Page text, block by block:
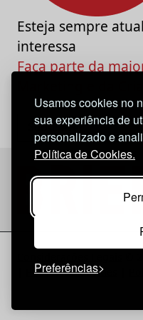
Usamos cookies no
sua experiência de
personalizado e
Política de Cookies.
Preferências
Esteja sempre
interessa
Faça parte da
Política de Cookies